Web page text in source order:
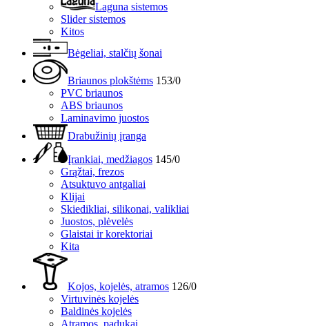
Laguna sistemos
Slider sistemos
Kitos
Bėgeliai, stalčių šonai
Briaunos plokštėms 153/0
PVC briaunos
ABS briaunos
Laminavimo juostos
Drabužinių įranga
Įrankiai, medžiagos 145/0
Grąžtai, frezos
Atsuktuvo antgaliai
Klijai
Skiedikliai, silikonai, valikliai
Juostos, plėvelės
Glaistai ir korektoriai
Kita
Kojos, kojelės, atramos 126/0
Virtuvinės kojelės
Baldinės kojelės
Atramos, padukai